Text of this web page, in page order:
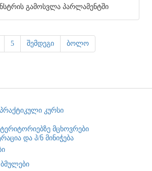
გამოსვლა პარლამენტში
5 შემდეგი ბოლო
კურსი
მცხოვრები
და პ/ნ მინიჭება